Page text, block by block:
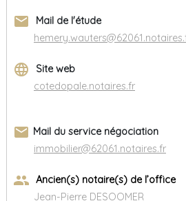
email
Mail de l'étude
language
Site web
cotedopale.notaires.fr
email Mail du service négociation
immobilier@62061.notaires.fr
group Ancien(s) notaire(s) de l’office
Jean-Pierre DESOOMER